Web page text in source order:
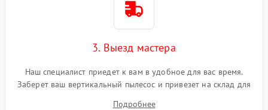
3. Выезд мастера
Наш специалист приедет к вам в удобное для вас время.
Заберет ваш вертикальный пылесос и привезет на склад для
Подробнее